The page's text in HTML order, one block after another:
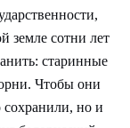
земле сотни лет
старинные
Чтобы они
сохранили, но и